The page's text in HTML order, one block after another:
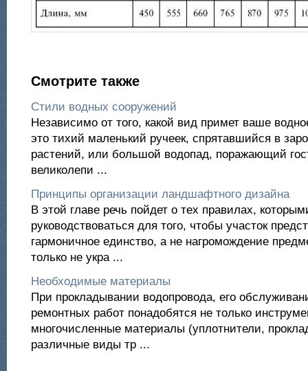
Смотрите также
Стили водных сооружений
Независимо от того, какой вид примет ваше
это тихий маленький ручеек, спрятавшийся в
растений, или большой водопад, поражающий
великолепи ...
Принципы организации ландшафтного дизайна
В этой главе речь пойдет о тех правилах,
руководствоваться для того, чтобы участок
гармоничное единство, а не нагромождение
только не укра ...
Необходимые материалы
При прокладывании водопровода, его
ремонтных работ понадобятся не только
многочисленные материалы (уплотнители,
различные виды тр ...